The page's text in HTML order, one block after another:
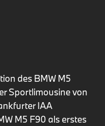
des BMW M5
Sportlimousine von
IAA
M5 F90 als erstes